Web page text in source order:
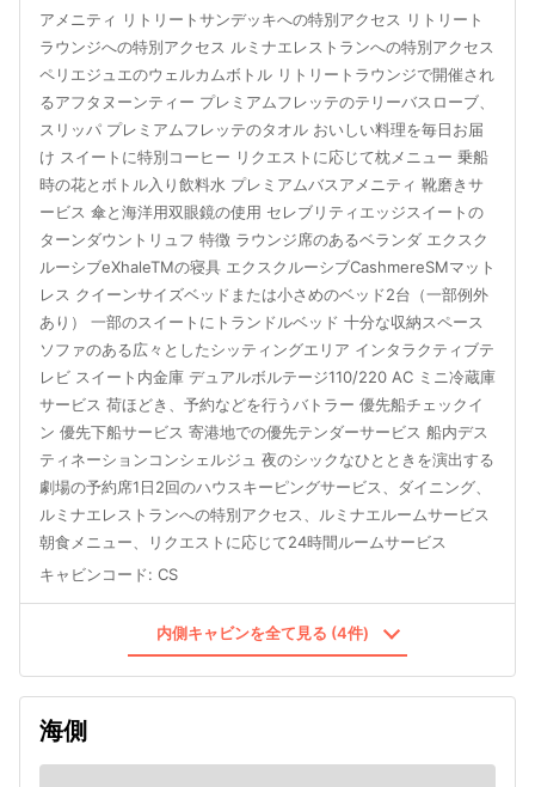
アメニティ リトリートサンデッキへの特別アクセス リトリート
ラウンジへの特別アクセス ルミナエレストランへの特別アクセス
ペリエジュエのウェルカムボトル リトリートラウンジで開催され
るアフタヌーンティー プレミアムフレッテのテリーバスローブ、
スリッパ プレミアムフレッテのタオル おいしい料理を毎日お届
け スイートに特別コーヒー リクエストに応じて枕メニュー 乗船
時の花とボトル入り飲料水 プレミアムバスアメニティ 靴磨きサ
ービス 傘と海洋用双眼鏡の使用 セレブリティエッジスイートの
ターンダウントリュフ 特徴 ラウンジ席のあるベランダ エクスク
ルーシブeXhaleTMの寝具 エクスクルーシブCashmereSMマット
レス クイーンサイズベッドまたは小さめのベッド2台（一部例外
あり） 一部のスイートにトランドルベッド 十分な収納スペース
ソファのある広々としたシッティングエリア インタラクティブテ
レビ スイート内金庫 デュアルボルテージ110/220 AC ミニ冷蔵庫
サービス 荷ほどき、予約などを行うバトラー 優先船チェックイ
ン 優先下船サービス 寄港地での優先テンダーサービス 船内デス
ティネーションコンシェルジュ 夜のシックなひとときを演出する
劇場の予約席1日2回のハウスキーピングサービス、ダイニング、
ルミナエレストランへの特別アクセス、ルミナエルームサービス
朝食メニュー、リクエストに応じて24時間ルームサービス
キャビンコード: CS
内側キャビンを全て見る (4件)
海側